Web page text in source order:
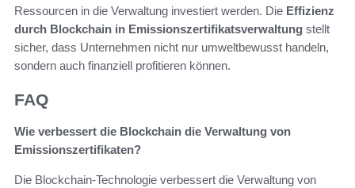
Ressourcen in die Verwaltung investiert werden. Die Effizienz
durch Blockchain in Emissionszertifikatsverwaltung stellt
sicher, dass Unternehmen nicht nur umweltbewusst handeln,
sondern auch finanziell profitieren können.
FAQ
Wie verbessert die Blockchain die Verwaltung von
Emissionszertifikaten?
Die Blockchain-Technologie verbessert die Verwaltung von